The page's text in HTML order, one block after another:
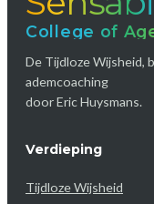
College of
De Tijdloze Wijsheid,
ademcoaching
door Eric Huysmans.
Verdieping
Tijdloze Wijsheid